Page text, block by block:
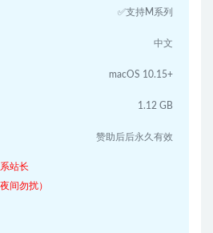
✅支持M系列
中文
macOS 10.15+
1.12 GB
赞助后后永久有效
站长
间勿扰）